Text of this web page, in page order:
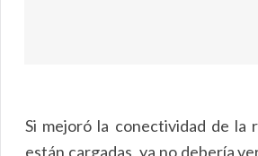
Si mejoró la conectividad de la
están cargadas, ya no debería